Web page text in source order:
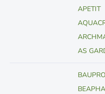
APETIT
AS
BAUPRO